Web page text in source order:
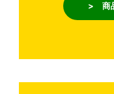
> 商